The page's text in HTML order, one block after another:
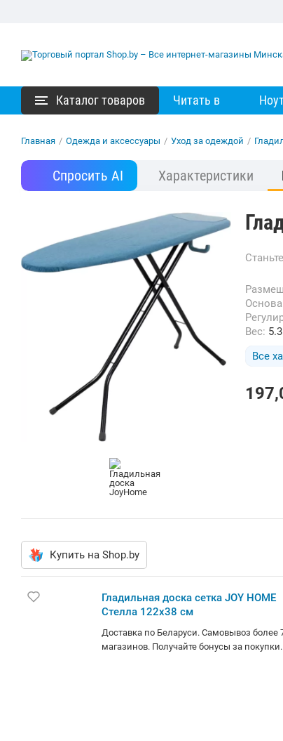
Каталог товаров Читать в
Главная / Одежда и аксессуары / Уход за одеждой /
Спросить AI Характеристики
Вес:
Все
Купить на Shop.by
Гладильная доска сетка JOY HOME
Стелла 122х38 см
Доставка по Беларуси. Самовывоз более
магазинов. Получайте бонусы за покупки.